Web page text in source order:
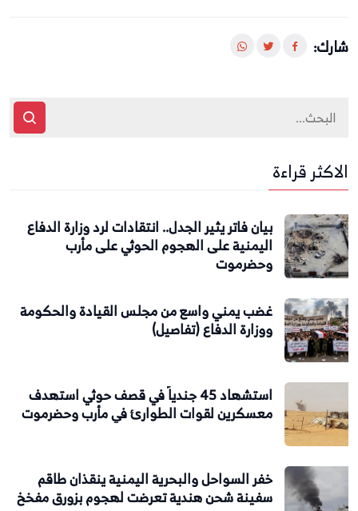
شارك:
الاكثر قراءة
بيان فاتر يثير الجدل.. انتقادات لرد وزارة الدفاع
اليمنية على الهجوم الحوثي على مأرب
وحضرموت
غضب يمني واسع من مجلس القيادة والحكومة
ووزارة الدفاع (تفاصيل)
استشهاد 45 جندياً في قصف حوثي استهدف
معسكرين لقوات الطوارئ في مأرب وحضرموت
خفر السواحل والبحرية اليمنية ينقذان طاقم
سفينة شحن هندية تعرضت لهجوم بزورق مفخخ